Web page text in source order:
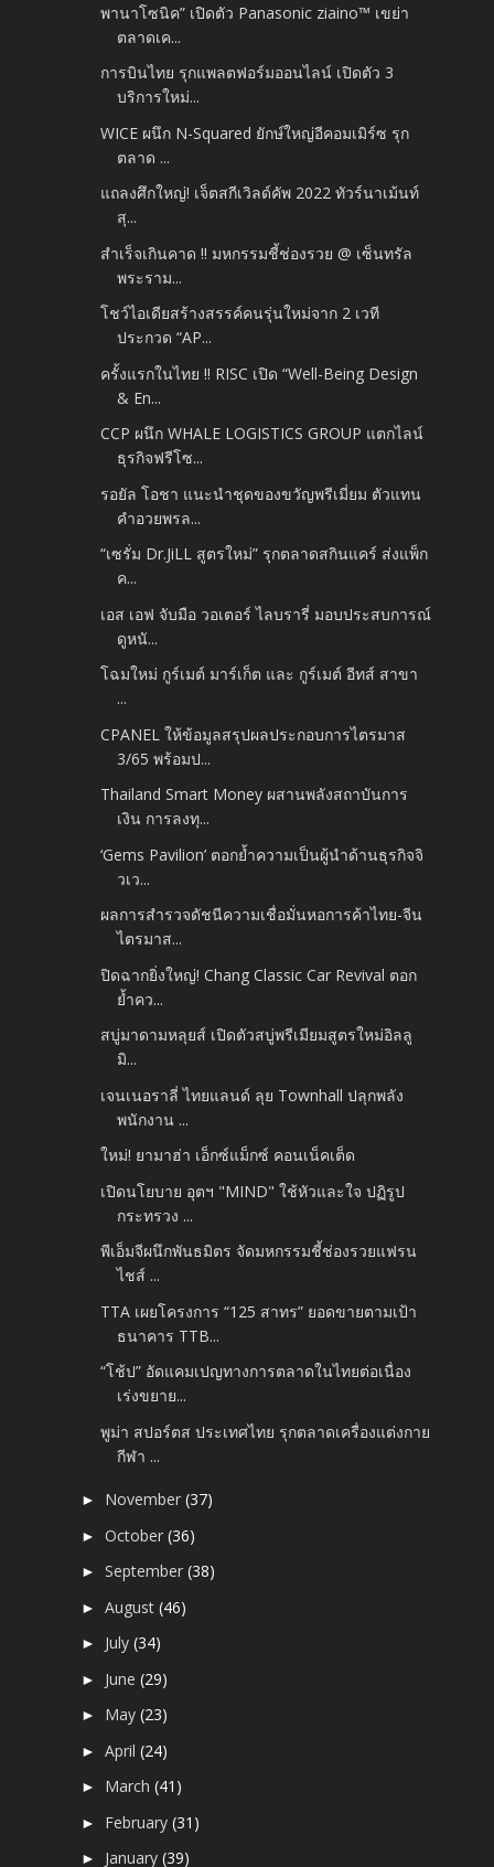
พานาโซนิค” เปิดตัว Panasonic ziaino™ เขย่า
ตลาดเค...
การบินไทย รุกแพลตฟอร์มออนไลน์ เปิดตัว 3
บริการใหม่...
WICE ผนึก N-Squared ยักษ์ใหญ่อีคอมเมิร์ซ รุก
ตลาด ...
แถลงศึกใหญ่! เจ็ตสกีเวิลด์คัพ 2022 ทัวร์นาเม้นท์
สุ...
สำเร็จเกินคาด !! มหกรรมชี้ช่องรวย @ เซ็นทรัล
พระราม...
โชว์ไอเดียสร้างสรรค์คนรุ่นใหม่จาก 2 เวที
ประกวด “AP...
ครั้งแรกในไทย !! RISC เปิด “Well-Being Design
& En...
CCP ผนึก WHALE LOGISTICS GROUP แตกไลน์
ธุรกิจฟรีโซ...
รอยัล โอชา แนะนำชุดของขวัญพรีเมี่ยม ตัวแทน
คำอวยพรล...
“เซรั่ม Dr.JiLL สูตรใหม่” รุกตลาดสกินแคร์ ส่งแพ็ก
ค...
เอส เอฟ จับมือ วอเตอร์ ไลบรารี่ มอบประสบการณ์
ดูหนั...
โฉมใหม่ กูร์เมต์ มาร์เก็ต และ กูร์เมต์ อีทส์ สาขา
...
CPANEL ให้ข้อมูลสรุปผลประกอบการไตรมาส
3/65 พร้อมป...
Thailand Smart Money ผสานพลังสถาบันการ
เงิน การลงทุ...
‘Gems Pavilion’ ตอกย้ำความเป็นผู้นำด้านธุรกิจจิ
วเว...
ผลการสำรวจดัชนีความเชื่อมั่นหอการค้าไทย-จีน
ไตรมาส...
ปิดฉากยิ่งใหญ่! Chang Classic Car Revival ตอก
ย้ำคว...
สบู่มาดามหลุยส์ เปิดตัวสบู่พรีเมียมสูตรใหม่อิลลู
มิ...
เจนเนอราลี่ ไทยแลนด์ ลุย Townhall ปลุกพลัง
พนักงาน ...
ใหม่! ยามาฮ่า เอ็กซ์แม็กซ์ คอนเน็คเต็ด
เปิดนโยบาย อุตฯ "MIND" ใช้หัวและใจ ปฏิรูป
กระทรวง ...
พีเอ็มจีผนึกพันธมิตร จัดมหกรรมชี้ช่องรวยแฟรน
ไชส์ ...
TTA เผยโครงการ “125 สาทร” ยอดขายตามเป้า
ธนาคาร TTB...
“โช้ป” อัดแคมเปญทางการตลาดในไทยต่อเนื่อง
เร่งขยาย...
พูม่า สปอร์ตส ประเทศไทย รุกตลาดเครื่องแต่งกาย
กีฬา ...
► November(37)
►October(36)
►September(38)
►August(46)
► July(34)
► June(29)
► May(23)
►April(24)
► March(41)
► February(31)
► January(39)